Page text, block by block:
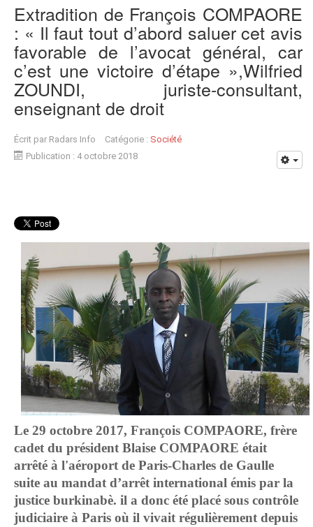
Extradition de François COMPAORE
: « Il faut tout d’abord saluer cet avis
favorable de l’avocat général, car
c’est une victoire d’étape »,Wilfried
ZOUNDI, juriste-consultant,
enseignant de droit
Écrit par Radars Info Catégorie : Société
Publication : 4 octobre 2018
Le 29 octobre 2017, François COMPAORE, frère
cadet du président Blaise COMPAORE était
arrêté à l'aéroport de Paris-Charles de Gaulle
suite au mandat d’arrêt international émis par la
justice burkinabè. il a donc été placé sous contrôle
judiciaire à Paris où il vivait régulièrement depuis